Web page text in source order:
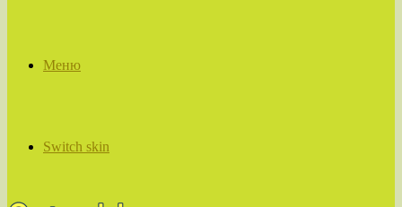
Меню
Switch skin